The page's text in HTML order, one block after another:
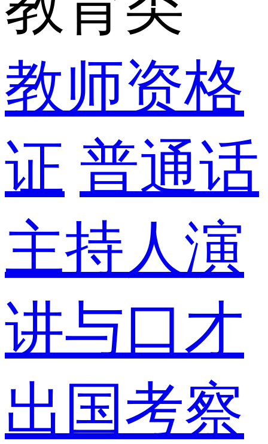
教师资格
证 普通话
主持人演
讲与口才
出国考察